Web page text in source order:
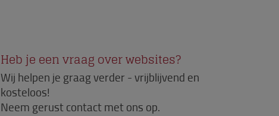
Heb je een vraag over websites?
Wij helpen je graag verder - vrijblijvend en
kosteloos!
Neem gerust contact met ons op.